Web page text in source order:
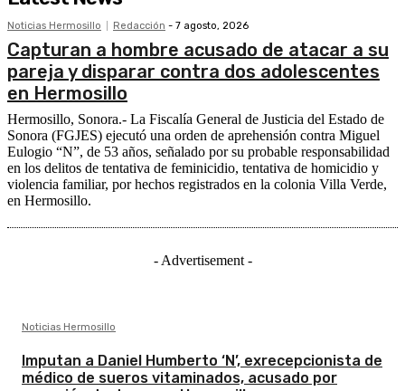
Noticias Hermosillo Redacción - 7 agosto, 2026
Capturan a hombre acusado de atacar a su
pareja y disparar contra dos adolescentes
en Hermosillo
Hermosillo, Sonora.- La Fiscalía General de Justicia del Estado de
Sonora (FGJES) ejecutó una orden de aprehensión contra Miguel
Eulogio “N”, de 53 años, señalado por su probable responsabilidad
en los delitos de tentativa de feminicidio, tentativa de homicidio y
violencia familiar, por hechos registrados en la colonia Villa Verde,
en Hermosillo.
- Advertisement -
Noticias Hermosillo
Imputan a Daniel Humberto ‘N’, exrecepcionista de
médico de sueros vitaminados, acusado por